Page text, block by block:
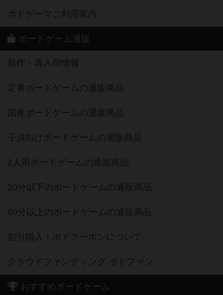
ボドゲーマご利用案内
ボードゲーム通販
新作・再入荷情報
定番ボードゲームの通販商品
国産ボードゲームの通販商品
子供向けボードゲームの通販商品
2人用ボードゲームの通販商品
20分以下のボードゲームの通販商品
60分以上のボードゲームの通販商品
割引購入！ボドクーポンについて
クラウドファンディング ボドファン
おすすめボードゲーム